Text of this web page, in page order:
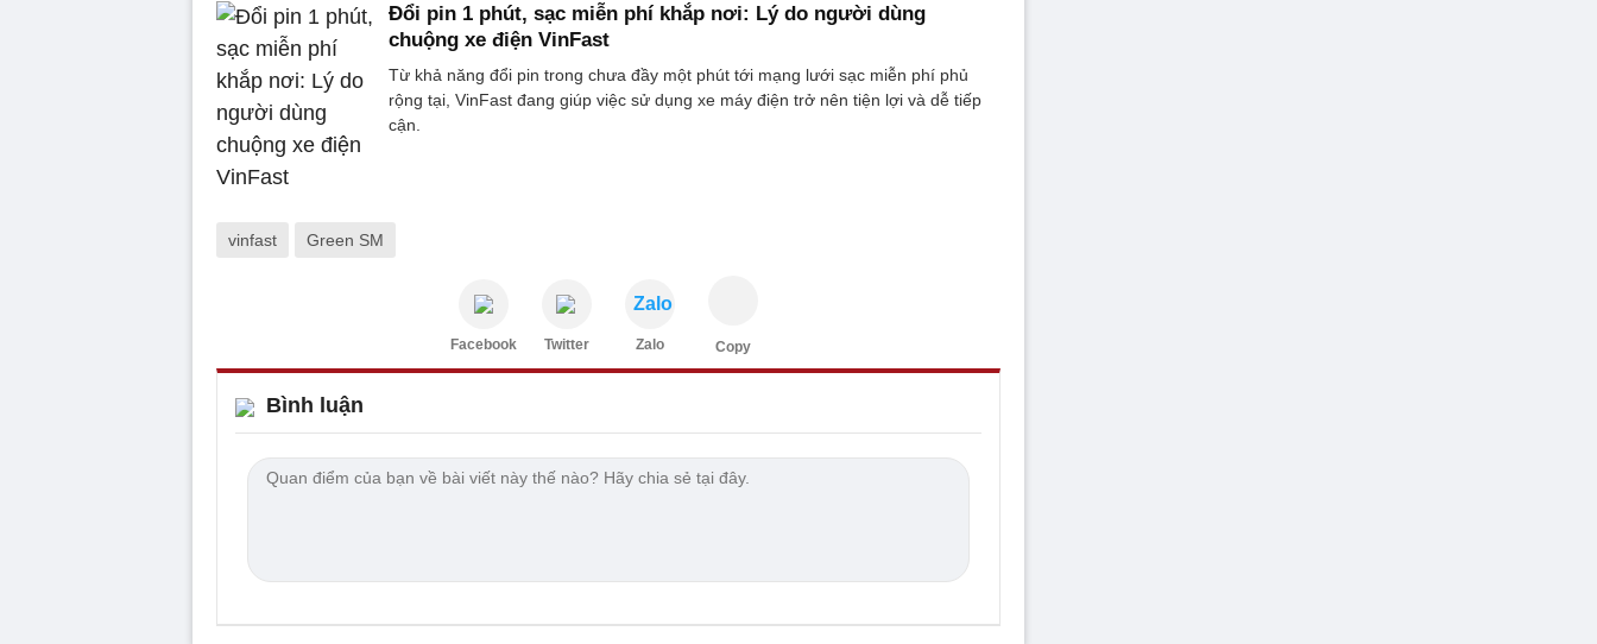
Đổi pin 1 phút, sạc miễn phí khắp nơi: Lý do người dùng
chuộng xe điện VinFast
Từ khả năng đổi pin trong chưa đầy một phút tới mạng lưới sạc miễn phí phủ
rộng tại, VinFast đang giúp việc sử dụng xe máy điện trở nên tiện lợi và dễ tiếp
cận.
vinfast Green SM
Facebook Twitter
Zalo
Zalo Copy
Bình luận